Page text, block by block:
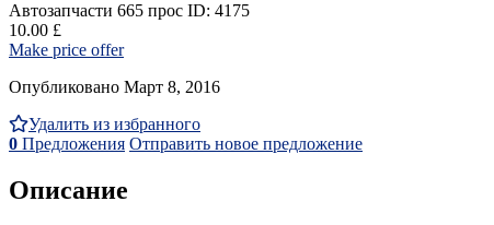
Автозапчасти 665 прос ID: 4175
10.00 £
Make price offer
Опубликовано Март 8, 2016
Удалить из избранного
0 Предложения Отправить новое предложение
Описание